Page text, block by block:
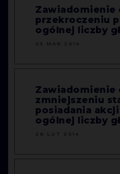
Zawiadomienie
przekroczeniu
ogólnej liczby
Zawiadomienie
zmniejszeniu
posiadania
ogólnej liczby